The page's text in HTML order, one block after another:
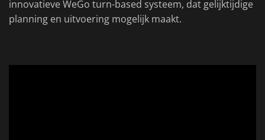
innovatieve WeGo turn-based systeem, dat gelijktijdige
planning en uitvoering mogelijk maakt.